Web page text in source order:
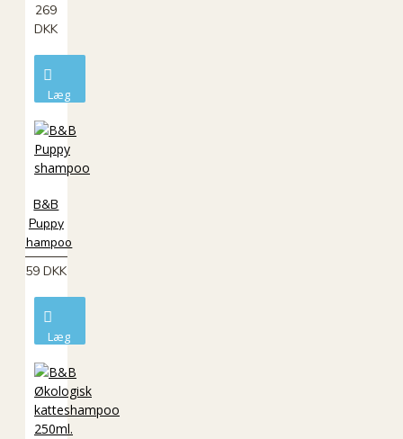
269
DKK
Læg
kurv
B&B
Puppy
shampoo
59 DKK
Læg
kurv